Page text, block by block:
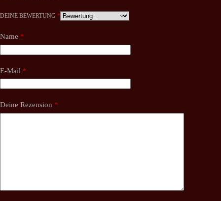
DEINE BEWERTUNG *
Name *
E-Mail *
Deine Rezension *